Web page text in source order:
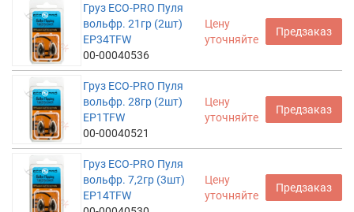
Груз ECO-PRO Пуля
вольфр. 21гр (2шт)
EP34TFW
00-00040536
Цену
уточняйте
Предзаказ
Груз ECO-PRO Пуля
вольфр. 28гр (2шт)
EP1TFW
00-00040521
Цену
уточняйте
Предзаказ
Груз ECO-PRO Пуля
вольфр. 7,2гр (3шт)
EP14TFW
Цену
уточняйте
Предзаказ